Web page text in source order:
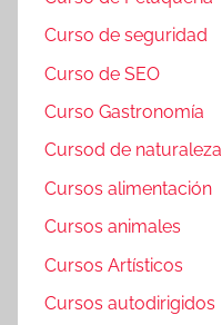
Curso de seguridad
Curso de SEO
Curso Gastronomía
Cursod de naturaleza
Cursos alimentación
Cursos animales
Cursos Artísticos
Cursos autodirigidos